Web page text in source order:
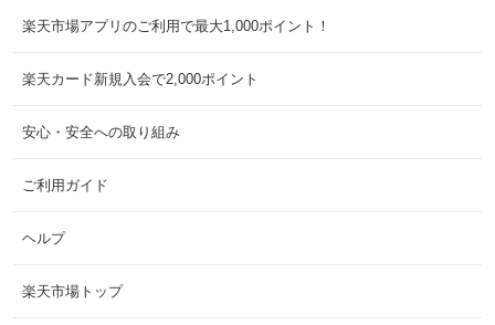
楽天市場アプリのご利用で最大1,000ポイント！
楽天カード新規入会で2,000ポイント
安心・安全への取り組み
ご利用ガイド
ヘルプ
楽天市場トップ